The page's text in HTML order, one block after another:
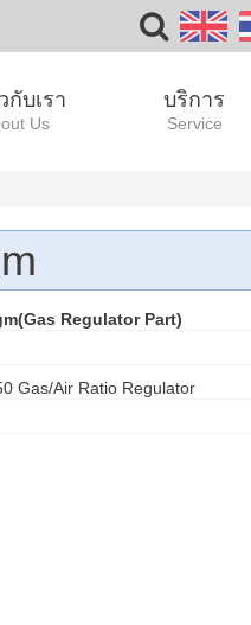
กับเรา
Us
บริการ
Service
Regulator Part)
Gas/Air Ratio Regulator